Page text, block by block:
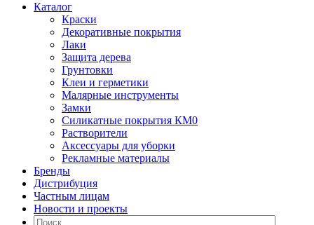
Каталог
Краски
Декоративные покрытия
Лаки
Защита дерева
Грунтовки
Клеи и герметики
Малярные инструменты
Замки
Силикатные покрытия КМ0
Растворители
Аксессуары для уборки
Рекламные материалы
Бренды
Дистрибуция
Частным лицам
Новости и проекты